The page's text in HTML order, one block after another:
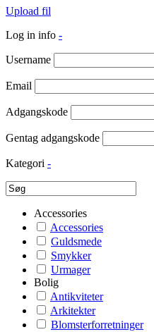
Upload fil
Log in info -
Username
Email
Adgangskode
Gentag adgangskode
Kategori -
Accessories
Accessories
Guldsmede
Smykker
Urmager
Bolig
Antikviteter
Arkitekter
Blomsterforretninger